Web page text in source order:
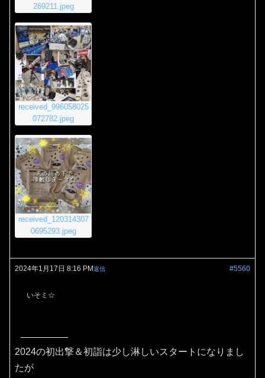
269211.jpeg
received_996058025
072782.jpeg
received_120314307
0695293.jpeg
2024年1月17日 8:16 PM #5560
返信
いそミ☆
2024の初出撃＆初詣は少し淋しいスタートになりまし
たが